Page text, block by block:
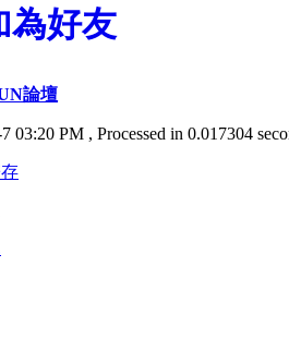
為好友
論壇
03:20 PM , Processed in 0.017304